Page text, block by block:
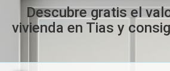
Descubre gratis el
vivienda en Tias y